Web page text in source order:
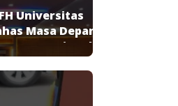
Universitas
Masa Depan
KUHP Nasional